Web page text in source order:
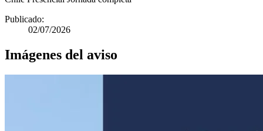
Publicado:
02/07/2026
Imágenes del aviso